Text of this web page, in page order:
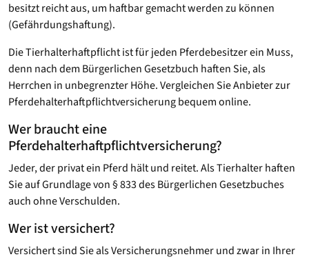
besitzt reicht aus, um haftbar gemacht werden zu können
(Gefährdungshaftung).
Die Tierhalterhaftpflicht ist für jeden Pferdebesitzer ein Muss,
denn nach dem Bürgerlichen Gesetzbuch haften Sie, als
Herrchen in unbegrenzter Höhe. Vergleichen Sie Anbieter zur
Pferdehalterhaftpflichtversicherung bequem online.
Wer braucht eine
Pferdehalterhaftpflichtversicherung?
Jeder, der privat ein Pferd hält und reitet. Als Tierhalter haften
Sie auf Grundlage von § 833 des Bürgerlichen Gesetzbuches
auch ohne Verschulden.
Wer ist versichert?
Versichert sind Sie als Versicherungsnehmer und zwar in Ihrer